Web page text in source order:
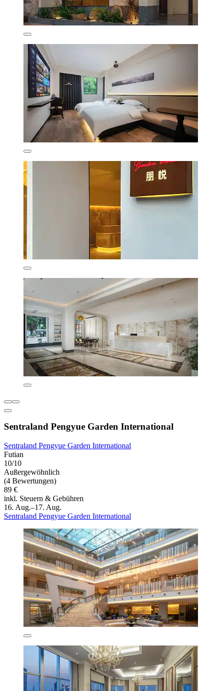
Sentraland Pengyue Garden International
Sentraland Pengyue Garden International
Futian
10/10
Außergewöhnlich
(4 Bewertungen)
89 €
inkl. Steuern & Gebühren
16. Aug.–17. Aug.
Sentraland Pengyue Garden International